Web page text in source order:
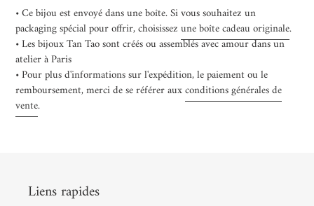
• Ce bijou est envoyé dans une boîte. Si vous souhaitez un
packaging spécial pour offrir, choisissezune boîte cadeau originale.
• Les bijoux Tan Tao sont créés ou assemblés avec amour dans un
atelier à Paris
• Pour plus d'informations sur l'expédition, le paiement ou le
remboursement, merci de se référer auxconditions générales de
vente.
Liens rapides